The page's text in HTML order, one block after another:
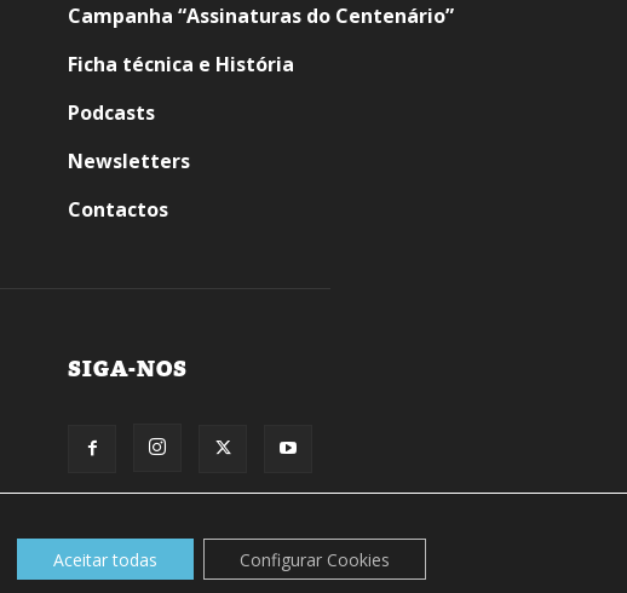
Campanha “Assinaturas do Centenário”
Ficha técnica e História
Podcasts
Newsletters
Contactos
SIGA-NOS
Aceitar todas Configurar Cookies